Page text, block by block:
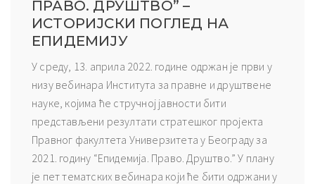
ПРАВО. ДРУШТВО” –
ИСТОРИЈСКИ ПОГЛЕД НА
ЕПИДЕМИЈУ
У среду, 13. априла 2022. године одржан је први у
низу вебинара Института за правне и друштвене
науке, којима ће стручној јавности бити
представљени резултати стратешког пројекта
Правног факултета Универзитета у Београду за
2021. годину “Епидемија. Право. Друштво.” У плану
је пет тематских вебинара који ће бити одржани у